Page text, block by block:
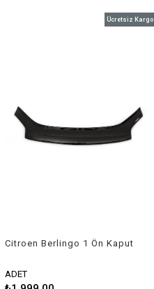
Citroen Berlingo 1 Ön Kaput
ADET
Ücretsiz Kargo